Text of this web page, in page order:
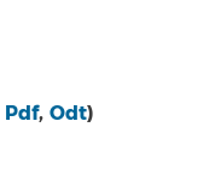
Pdf, Odt)